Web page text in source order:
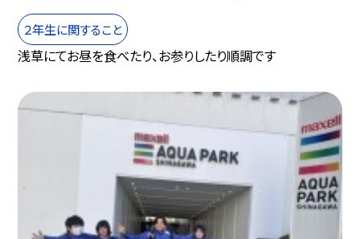
２年生に関すること
浅草にてお昼を食べたり、お参りしたり順調です